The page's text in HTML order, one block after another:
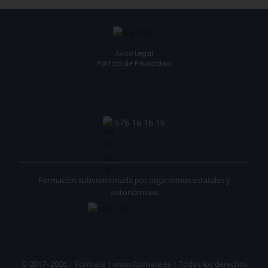
Aviso Legal
Política de Privacidad
676 16 16 16
© 2017- 2026 | Fórmate | www.formate.es | Todos los derechos
Formación subvencionada por organismos estatales y
autonómicos